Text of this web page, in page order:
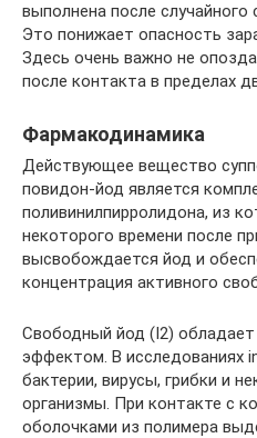
выполнена после случайного
Это понижает опасность
Здесь очень важно не
после контакта в пределах
Фармакодинамика
Действующее вещество
повидон-йод является
поливинилпирролидона, из
некоторого времени после
высвобождается йод и
концентрация активного
Свободный йод (I2)
эффектом. В исследованиях
бактерии, вирусы, грибки и
организмы. При контакте с
оболочками из полимера